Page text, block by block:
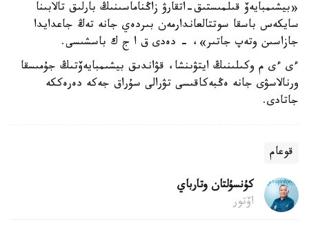
«بيشىمبايەۆ قىلمىستىق-اتقارۋ زاڭناماسىنىڭ بارلىق تالابىنا
سايكەس باسقا سوتتالعاندارمەن بىردەي جانە تەڭ جاعدايدا
جازاسىن وتەپ جاتىر»، - دەدى ق ا ج ك باسشىسى.
ءى ءى م وكىلىنىڭ ايتۋىنشا، قۋاندىق بيشىمبايەۆتىڭ جۇمىسقا
ورنالاسۋى جانە ەڭبەكاقىسى تۋرالى سۇراق جەكە دەرەككە
جاتادى.
قوعام
كۇنسۇلتان وتارباي
اۆتور